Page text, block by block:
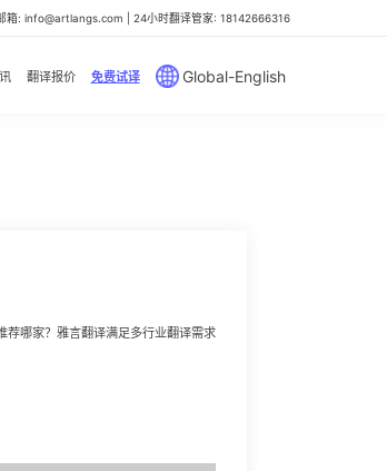
: info@artlangs.com | 24小时翻译管家: 18142666316
翻译报价 免费试译 Global-English